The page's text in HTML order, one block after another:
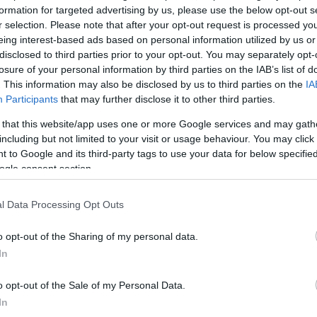
for targeted advertising by us, please use the below opt-out
selection. Please note that after your opt-out request is processed
interest-based ads based on personal information utilized by us
to third parties prior to your opt-out. You may separately
of your personal information by third parties on the IAB’s list of
This information may also be disclosed by us to third parties on the
Participants that may further disclose it to other third parties.
that this website/app uses one or more Google services and may
but not limited to your visit or usage behaviour. You may
to Google and its third-party tags to use your data for below
consent section.
Data Processing Opt Outs
opt-out of the Sharing of my personal data.
opt-out of the Sale of my Personal Data.
Κέρκυρας, ολοκληρώθηκαν οι εργασίες
πλέον παραδίδεται προς χρήση. Η ανακοίνωση
θέση να ανακοινώσει ότι ολοκληρώθηκε το
αξίας για τον Κερκυραϊκό λαό ο οποίος είχε
να κινδυνεύει από πυρκαγιά αλλά και να
περίπου 150 στρεμμάτων, με το πρόγραμμα
ΥΠΕΝ και χρηματοδοτήθηκε από το Ταμείο
μετά από αίτημα του Δήμου Κεντρικής
και τους επισκέπτες του νησιού έναν χώρο
τηρώντας όλους τους κανόνες της